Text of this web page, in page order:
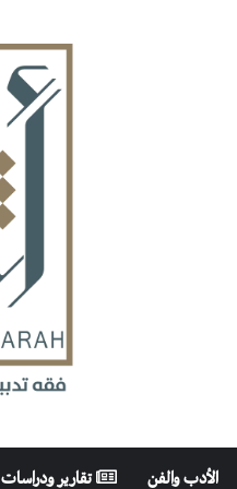
الأدب والفن تقارير ودراسات